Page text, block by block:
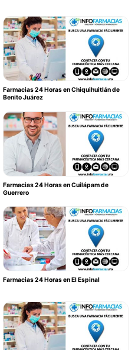
Farmacias 24 Horas en Chiquihuitlán de
Benito Juárez
Farmacias 24 Horas en Cuilápam de
Guerrero
Farmacias 24 Horas en El Espinal